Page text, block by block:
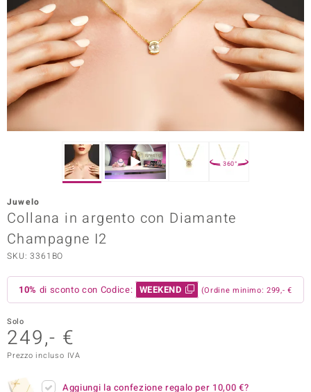
Designs
SELECTION
Paraíso
360°
Juwelo
Collana in argento con Diamante
Champagne I2
SKU: 3361BO
10% di sconto con Codice: WEEKEND (Ordine minimo: 299,- €
Solo
249,- €
Prezzo incluso IVA
Aggiungi la confezione regalo per 10,00 €?